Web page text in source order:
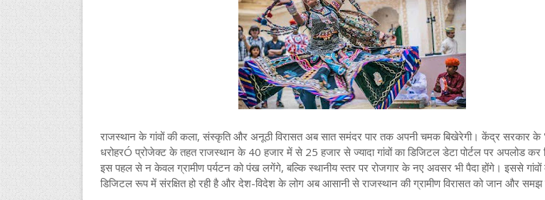
राजस्थान के गांवों की कला, संस्कृति और अनूठी विरासत अब सात समंदर पार तक अपनी चमक बिखेरेगी। केंद्र सरकार के
धरोहरÓ प्रोजेक्ट के तहत राजस्थान के 40 हजार में से 25 हजार से ज्यादा गांवों का डिजिटल डेटा पोर्टल पर अपलोड कर
इस पहल से न केवल ग्रामीण पर्यटन को पंख लगेंगे, बल्कि स्थानीय स्तर पर रोजगार के नए अवसर भी पैदा होंगे। इससे गांवों
डिजिटल रूप में संरक्षित हो रही है और देश-विदेश के लोग अब आसानी से राजस्थान की ग्रामीण विरासत को जान और